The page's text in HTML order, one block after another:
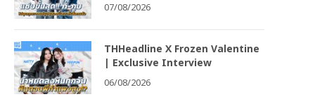
07/08/2026
THHeadline X Frozen Valentine
| Exclusive Interview
06/08/2026